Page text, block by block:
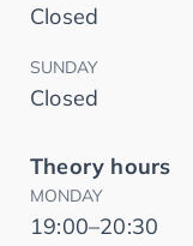
Closed
SUNDAY
Closed
Theory hours
MONDAY
19:00–20:30